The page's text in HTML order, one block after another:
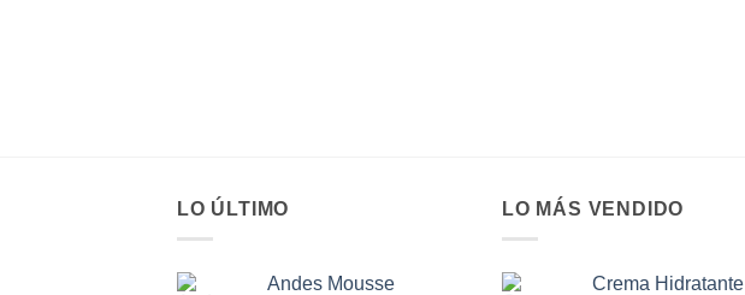
LO ÚLTIMO
Andes Mousse
LO MÁS VENDIDO
Crema Hidratante